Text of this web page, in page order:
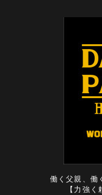
働く父親、働
【力強